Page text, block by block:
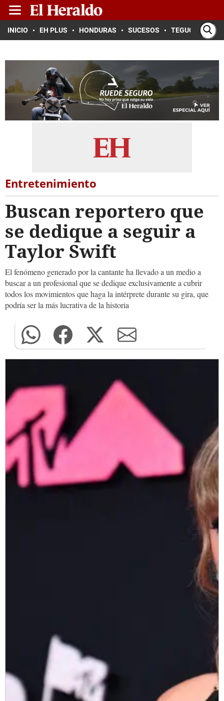
INICIO EH PLUS HONDURAS SUCESOS TEGUCIGALPA
Entretenimiento
Buscan reportero que
se dedique a seguir a
Taylor Swift
El fenómeno generado por la cantante ha llevado a un medio a
buscar a un profesional que se dedique exclusivamente a cubrir
todos los movimientos que haga la intérprete durante su gira, que
podría ser la más lucrativa de la historia